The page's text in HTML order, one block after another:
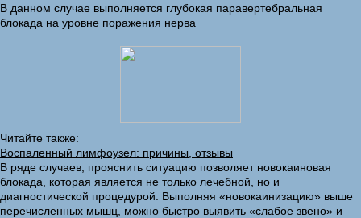
В данном случае выполняется глубокая паравертебральная
блокада на уровне поражения нерва
Читайте также:
Воспаленный лимфоузел: причины, отзывы
В ряде случаев, прояснить ситуацию позволяет новокаиновая
блокада, которая является не только лечебной, но и
диагностической процедурой. Выполняя «новокаинизацию» выше
перечисленных мышц, можно быстро выявить «слабое звено» и